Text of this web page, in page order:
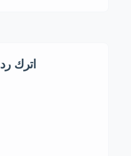
اترك رد